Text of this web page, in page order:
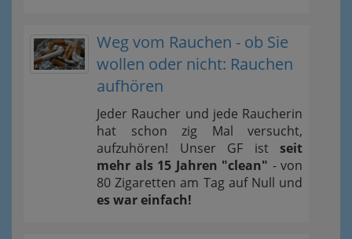
Weg vom Rauchen - ob Sie
wollen oder nicht: Rauchen
aufhören
Jeder Raucher und jede Raucherin
hat schon zig Mal versucht,
aufzuhören! Unser GF ist seit
mehr als 15 Jahren "clean" - von
80 Zigaretten am Tag auf Null und
es war einfach!